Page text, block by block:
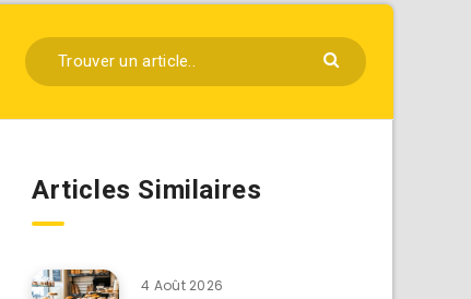
Articles Similaires
4 Août 2026